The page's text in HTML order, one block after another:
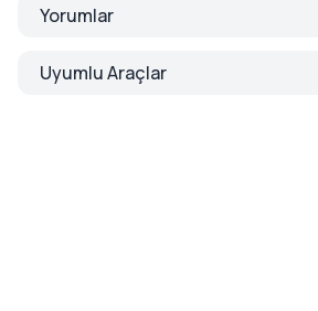
Yorumlar
Uyumlu Araçlar